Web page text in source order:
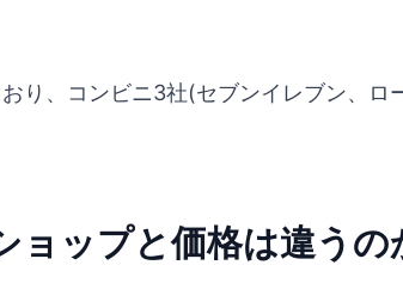
り、コンビニ3社(セブンイレブン、
ップと価格は違うの